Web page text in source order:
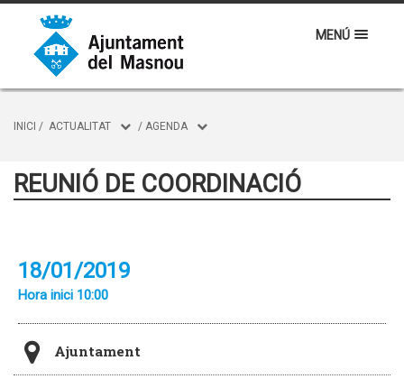
MENÚ
INICI / ACTUALITAT / AGENDA
REUNIÓ DE COORDINACIÓ
18/01/2019
Hora inici 10:00
Ajuntament